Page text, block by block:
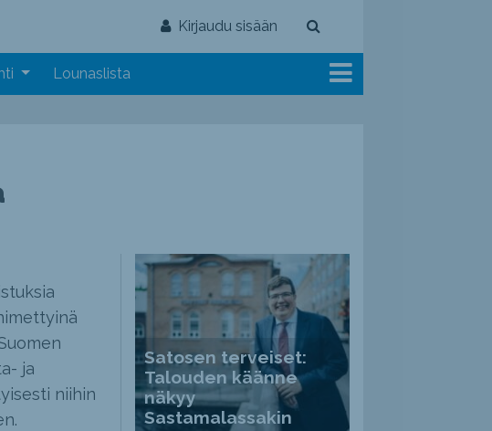
Kirjaudu sisään
Lounaslista
ja
niihin
Satosen terveiset:
Talouden käänne
näkyy
Sastamalassakin